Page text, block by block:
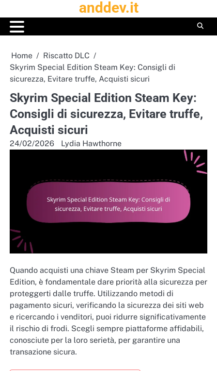
to
content
anddev.it
Home
Riscatto DLC
Skyrim Special Edition Steam Key: Consigli di
sicurezza, Evitare truffe, Acquisti sicuri
Skyrim Special Edition Steam Key:
Consigli di sicurezza, Evitare truffe,
Acquisti sicuri
24/02/2026 Lydia Hawthorne
Quando acquisti una chiave Steam per Skyrim Special
Edition, è fondamentale dare priorità alla sicurezza per
proteggerti dalle truffe. Utilizzando metodi di
pagamento sicuri, verificando la sicurezza dei siti web
e ricercando i venditori, puoi ridurre significativamente
il rischio di frodi. Scegli sempre piattaforme affidabili,
conosciute per la loro serietà, per garantire una
transazione sicura.